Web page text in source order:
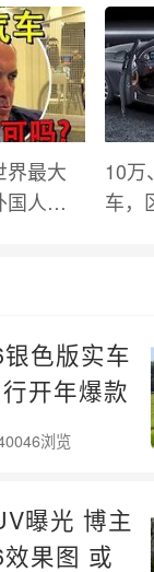
界最大
国人怎
10万
车，
色版实车
开年爆款
浏览
曝光 博主
果图 或